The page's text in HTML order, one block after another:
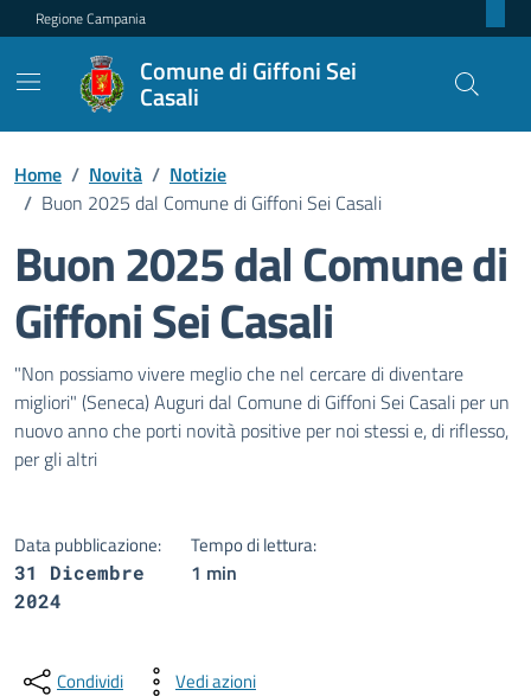
Regione Campania
Comune di Giffoni Sei
Casali
Home / Novità / Notizie
/ Buon 2025 dal Comune di Giffoni Sei Casali
Buon 2025 dal Comune di
Giffoni Sei Casali
Dettagli della notizia
"Non possiamo vivere meglio che nel cercare di diventare
migliori" (Seneca) Auguri dal Comune di Giffoni Sei Casali per un
nuovo anno che porti novità positive per noi stessi e, di riflesso,
per gli altri
Data pubblicazione:
31 Dicembre
2024
Tempo di lettura:
1 min
Condividi Vedi azioni